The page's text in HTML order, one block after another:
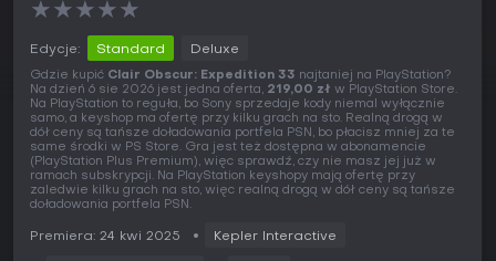
★★★★★
Edycje: Standard Deluxe
Gdzie kupić Clair Obscur: Expedition 33 najtaniej na PlayStation?
Na dzień 6 sie 2026 jest jedna oferta, 219,00 zł w PlayStation Store.
Na PlayStation to reguła, bo Sony sprzedaje kody niemal wyłącznie
samo, a keyshop ma ofertę przy kilku grach na sto. Realną drogą w
dół ceny są tańsze doładowania portfela PSN, bo płacisz mniej za te
same środki w PS Store. Gra jest też dostępna w abonamencie
(PlayStation Plus Premium), więc sprawdź, czy nie masz jej już w
ramach subskrypcji. Na PlayStation keyshopy mają ofertę przy
zaledwie kilku grach na sto, więc realną drogą w dół ceny są tańsze
doładowania portfela PSN.
Premiera: 24 kwi 2025 Kepler Interactive